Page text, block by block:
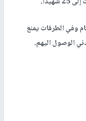
وفي الطرقات يمنع
الوصول اليهم.